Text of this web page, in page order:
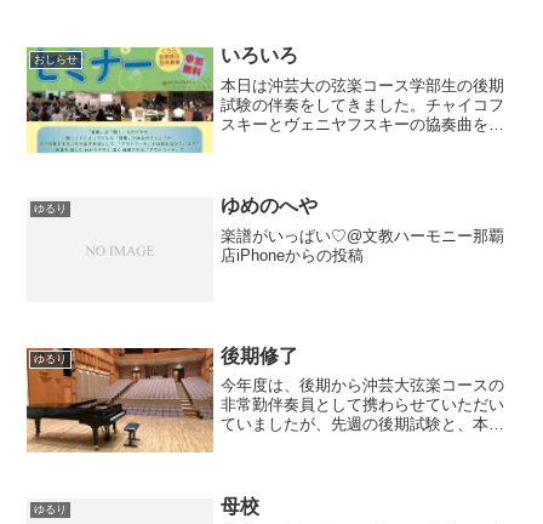
おしらせ いろいろ
本日は沖芸大の弦楽コース学部生の後期
試験の伴奏をしてきました。チャイコフ
スキーとヴェニヤフスキーの協奏曲を。
てカリキュラムを継続させ...
ゆるり ゆめのへや
楽譜がいっぱい♡@文教ハーモニー那覇
店iPhoneからの投稿
ゆるり 後期修了
今年度は、後期から沖芸大弦楽コースの
非常勤伴奏員として携わらせていただい
ていましたが、先週の後期試験と、本日
っぱい！👏）学生さんた...
ゆるり 母校